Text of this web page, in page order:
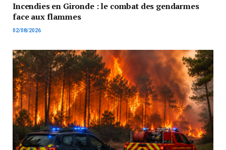
Incendies en Gironde : le combat des gendarmes
face aux flammes
02/08/2026